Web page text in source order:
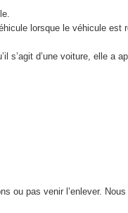
lorsque le véhicule est
s’agit d’une voiture, elle a
ou pas venir l’enlever.